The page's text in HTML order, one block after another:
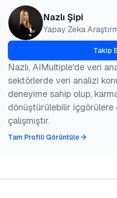
@misc{sipi2026,
  author = {Şipi, Nazlı},
title  = {{En İyi 5
  year   = {2026},
howpublished    =
note   = {AIMultiple.
}
Nazlı Şipi
Yapay Zeka
Takip
Nazlı, AIMultiple'de veri
sektörlerde veri analizi
deneyime sahip olup,
dönüştürülebilir içgörülere
çalışmıştır.
Tam Profili Görüntüle